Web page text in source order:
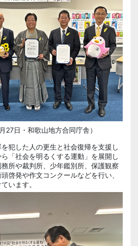
27日・和歌山地方合同庁舎）
犯した人の更生と社会復帰を支援し
「社会を明るくする運動」を展開し
所や裁判所、少年鑑別所、保護観察
啓発や作文コンクールなどを行い、
います。